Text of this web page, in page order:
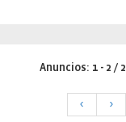
Anuncios: 1 - 2 / 2
< >